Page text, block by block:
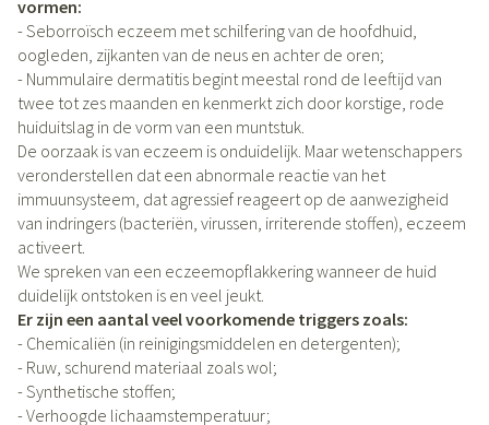
vormen:
- Seborroïsch eczeem met schilfering van de hoofdhuid,
oogleden, zijkanten van de neus en achter de oren;
- Nummulaire dermatitis begint meestal rond de leeftijd van
twee tot zes maanden en kenmerkt zich door korstige, rode
huiduitslag in de vorm van een muntstuk.
De oorzaak is van eczeem is onduidelijk. Maar wetenschappers
veronderstellen dat een abnormale reactie van het
immuunsysteem, dat agressief reageert op de aanwezigheid
van indringers (bacteriën, virussen, irriterende stoffen), eczeem
activeert.
We spreken van een eczeemopflakkering wanneer de huid
duidelijk ontstoken is en veel jeukt.
Er zijn een aantal veel voorkomende triggers zoals:
- Chemicaliën (in reinigingsmiddelen en detergenten);
- Ruw, schurend materiaal zoals wol;
- Synthetische stoffen;
- Verhoogde lichaamstemperatuur;